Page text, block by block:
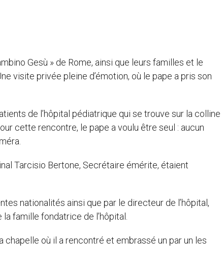
Gesù » de Rome, ainsi que leurs familles et le
visite privée pleine d’émotion, où le pape a pris son
de l’hôpital pédiatrique qui se trouve sur la colline
cette rencontre, le pape a voulu être seul : aucun
Tarcisio Bertone, Secrétaire émérite, étaient
nationalités ainsi que par le directeur de l’hôpital,
famille fondatrice de l’hôpital.
où il a rencontré et embrassé un par un les